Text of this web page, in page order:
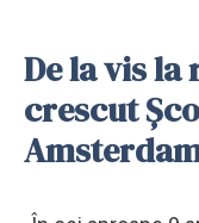
De la vis la
crescut